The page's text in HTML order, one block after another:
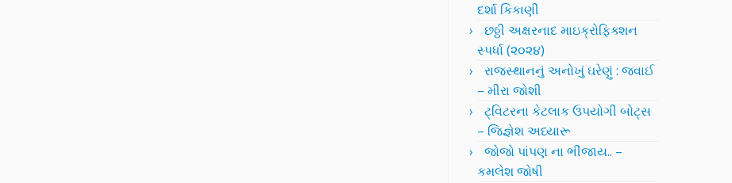
દર્શા કિકાણી
છઠ્ઠી અક્ષરનાદ માઇક્રોફિક્શન
સ્પર્ધા (૨૦૨૪)
રાજસ્થાનનું અનોખું ઘરેણું : જવાઈ
– મીરા જોશી
ટ્વિટરના કેટલાક ઉપયોગી બોટ્સ
– જિજ્ઞેશ અધ્યારૂ
જોજો પાંપણ ના ભીંજાય.. –
કમલેશ જોષી